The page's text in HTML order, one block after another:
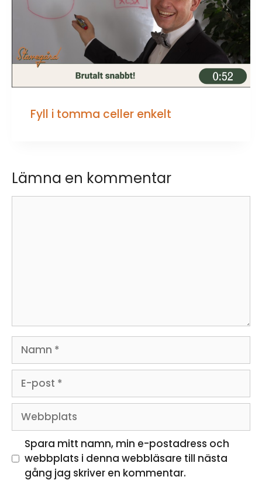
Fyll i tomma celler enkelt
Lämna en kommentar
Namn
post
Webbplats
Spara mitt namn, min e-postadress och
webbplats i denna webbläsare till nästa
gång jag skriver en kommentar.